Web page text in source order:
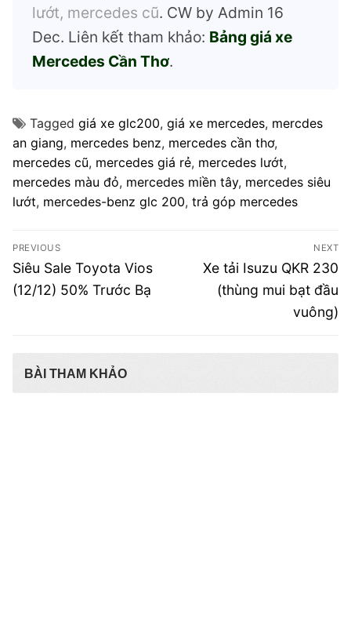
lướt, mercedes cũ. CW by Admin 16
Dec. Liên kết tham khảo: Bảng giá xe
Mercedes Cần Thơ.
Tagged giá xe glc200, giá xe mercedes, mercdes
an giang, mercedes benz, mercedes cần thơ,
mercedes cũ, mercedes giá rẻ, mercedes lướt,
mercedes màu đỏ, mercedes miền tây, mercedes siêu
lướt, mercedes-benz glc 200, trả góp mercedes
Điều
hướng
bài
PREVIOUS
Previous
post:
Siêu Sale Toyota Vios
(12/12) 50% Trước Bạ
NEXT
Next
post:
Xe tải Isuzu QKR 230
(thùng mui bạt đầu
vuông)
BÀI THAM KHẢO